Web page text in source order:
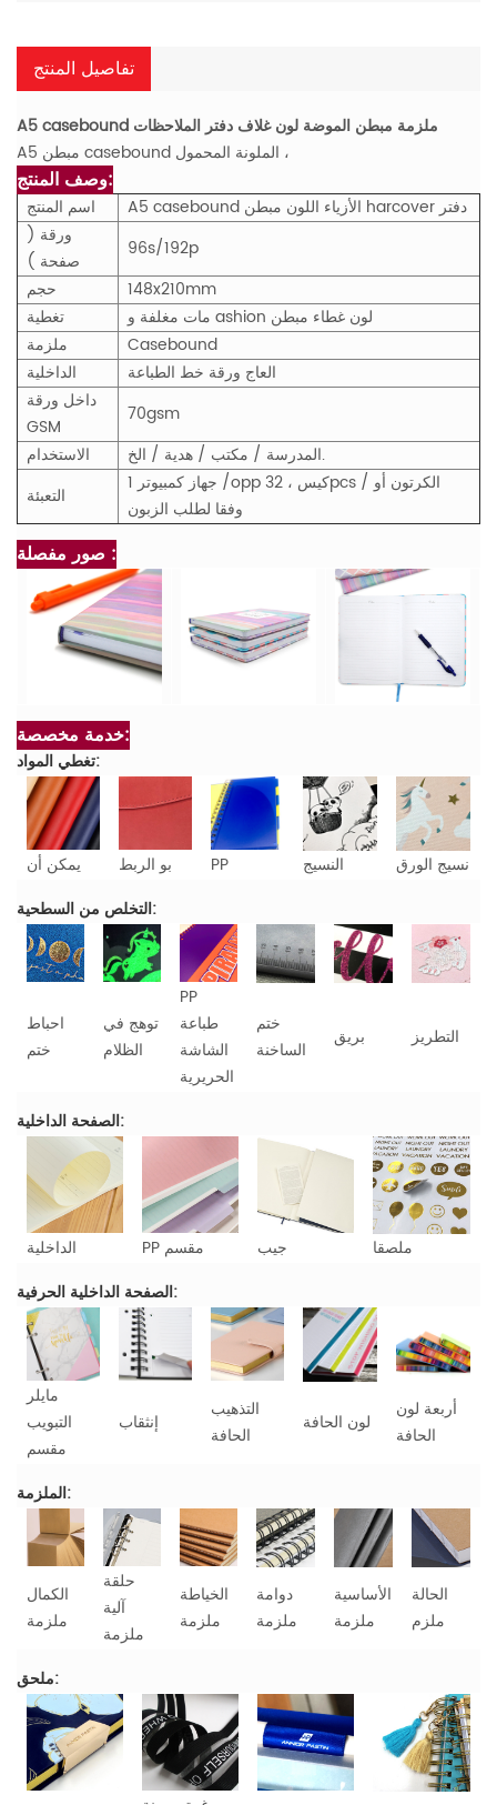
تفاصيل المنتج
A5 casebound ملزمة مبطن الموضة لون غلاف دفتر الملاحظات
A5 مبطن casebound الملونة المحمول ،
وصف المنتج:
اسم المنتج
A5 casebound الأزياء اللون مبطن harcover دفتر
ورقة (
صفحة )
96s/192p
حجم
148x210mm
تغطية
مات مغلفة و ashion لون غطاء مبطن
ملزمة
Casebound
الداخلية
العاج ورقة خط الطباعة
داخل ورقة
GSM
70gsm
الاستخدام
المدرسة / مكتب / هدية / الخ.
التعبئة
1 جهاز كمبيوتر /opp كيس ، 32pcs / الكرتون أو
وفقا لطلب الزبون
صور مفصلة :
خدمة مخصصة:
تغطي المواد:
يمكن أن بو الربط PP النسيج
نسيج الورق
التخلص من السطحية:
احباط
ختم
توهج في
الظلام
PP
طباعة
الشاشة
الحريرية
ختم
الساخنة
بريق التطريز
الصفحة الداخلية:
الداخلية PP مقسم جيب
ملصقا
الصفحة الداخلية الحرفية:
مايلر
التبويب
مقسم
إنثقاب
التذهيب
الحافة
لون الحافة
أربعة لون
الحافة
الملزمة:
الكمال
ملزمة
حلقة
آلية
ملزمة
الخياطة
ملزمة
دوامة
ملزمة
الأساسية
ملزمة
الحالة
ملزم
ملحق: